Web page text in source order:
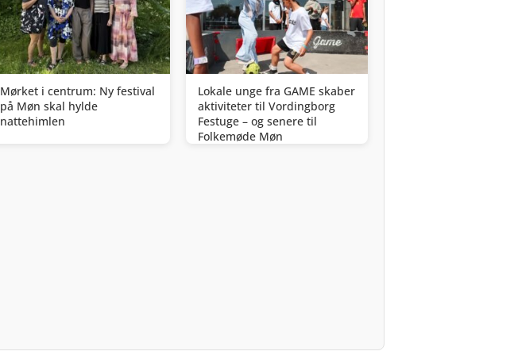
Mørket i centrum: Ny festival
på Møn skal hylde
nattehimlen
Lokale unge fra GAME skaber
aktiviteter til Vordingborg
Festuge – og senere til
Folkemøde Møn